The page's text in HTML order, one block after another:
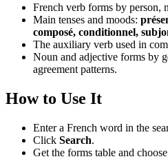
French verb forms by person,
Main tenses and moods:
composé, conditionnel,
The auxiliary verb used in
Noun and adjective forms by
agreement patterns.
How to Use It
Enter a French word in the
Click Search.
Get the forms table and